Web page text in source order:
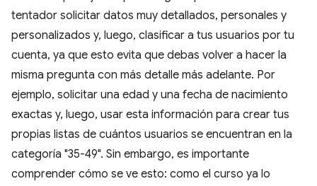
tentador solicitar datos muy detallados, personales y
personalizados y, luego, clasificar a tus usuarios por tu
cuenta, ya que esto evita que debas volver a hacer la
misma pregunta con más detalle más adelante. Por
ejemplo, solicitar una edad y una fecha de nacimiento
exactas y, luego, usar esta información para crear tus
propias listas de cuántos usuarios se encuentran en la
categoría "35-49". Sin embargo, es importante
comprender cómo se ve esto: como el curso ya lo